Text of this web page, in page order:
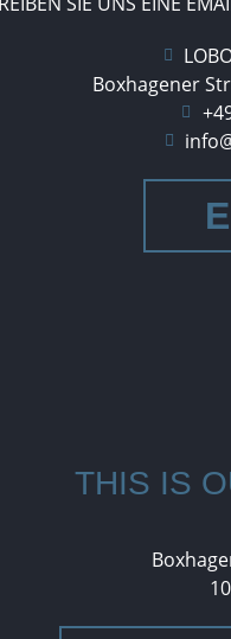
Boxhagener
THIS IS